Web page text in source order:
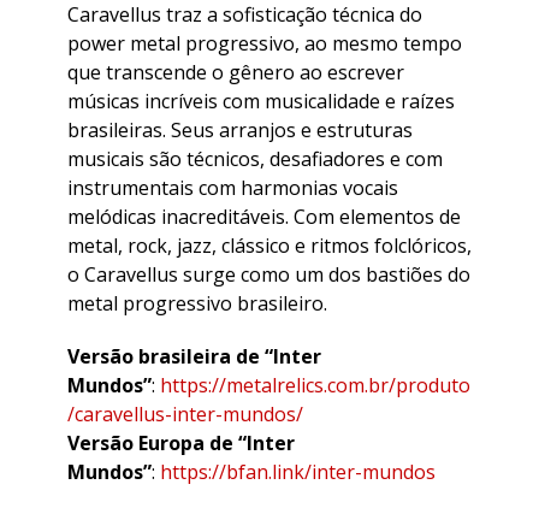
Caravellus traz a sofisticação técnica do
power metal progressivo, ao mesmo tempo
que transcende o gênero ao escrever
músicas incríveis com musicalidade e raízes
brasileiras. Seus arranjos e estruturas
musicais são técnicos, desafiadores e com
instrumentais com harmonias vocais
melódicas inacreditáveis. Com elementos de
metal, rock, jazz, clássico e ritmos folclóricos,
o Caravellus surge como um dos bastiões do
metal progressivo brasileiro.
Versão brasileira de “Inter
Mundos”: https://metalrelics.com.br/produto
/caravellus-inter-mundos/
Versão Europa de “Inter
Mundos”: https://bfan.link/inter-mundos